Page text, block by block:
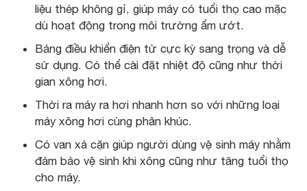
liệu thép không gỉ, giúp máy có tuổi thọ cao mặc
dù hoạt động trong môi trường ẩm ướt.
Bảng điều khiển điện tử cực kỳ sang trọng và dễ
sử dụng. Có thể cài đặt nhiệt độ cũng như thời
gian xông hơi.
Thời ra máy ra hơi nhanh hơn so với những loại
máy xông hơi cùng phân khúc.
Có van xả cặn giúp người dùng vệ sinh máy nhằm
đảm bảo vệ sinh khi xông cũng như tăng tuổi thọ
cho máy.